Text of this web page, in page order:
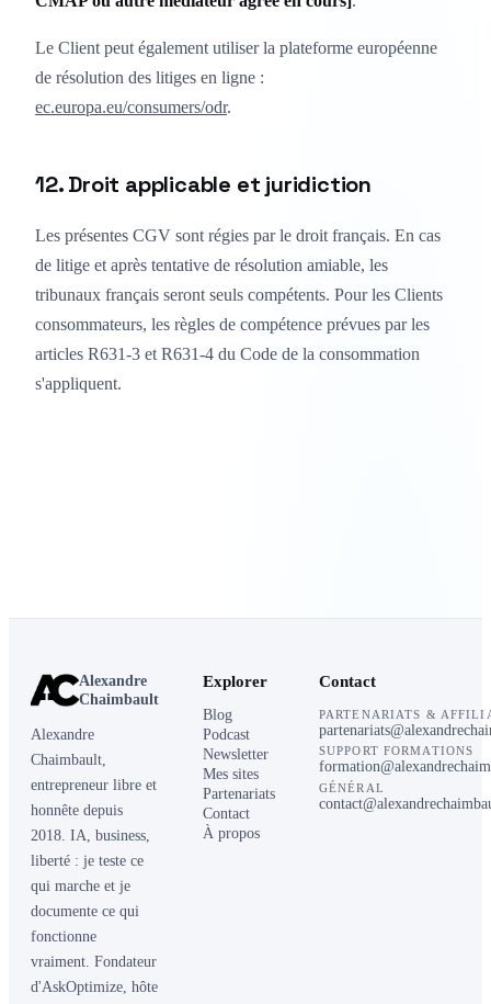
Le Client peut également utiliser la plateforme européenne
de résolution des litiges en ligne :
ec.europa.eu/consumers/odr.
12. Droit applicable et juridiction
Les présentes CGV sont régies par le droit français. En cas
de litige et après tentative de résolution amiable, les
tribunaux français seront seuls compétents. Pour les Clients
consommateurs, les règles de compétence prévues par les
articles R631-3 et R631-4 du Code de la consommation
s'appliquent.
Alexandre
Chaimbault
Alexandre
Chaimbault,
entrepreneur libre et
honnête depuis
2018. IA, business,
liberté : je teste ce
qui marche et je
documente ce qui
fonctionne
vraiment. Fondateur
d'AskOptimize, hôte
Explorer
Blog
Podcast
Newsletter
Mes sites
Partenariats
Contact
À propos
Contact
PARTENARIATS &
SUPPORT FORMATIONS
GÉNÉRAL